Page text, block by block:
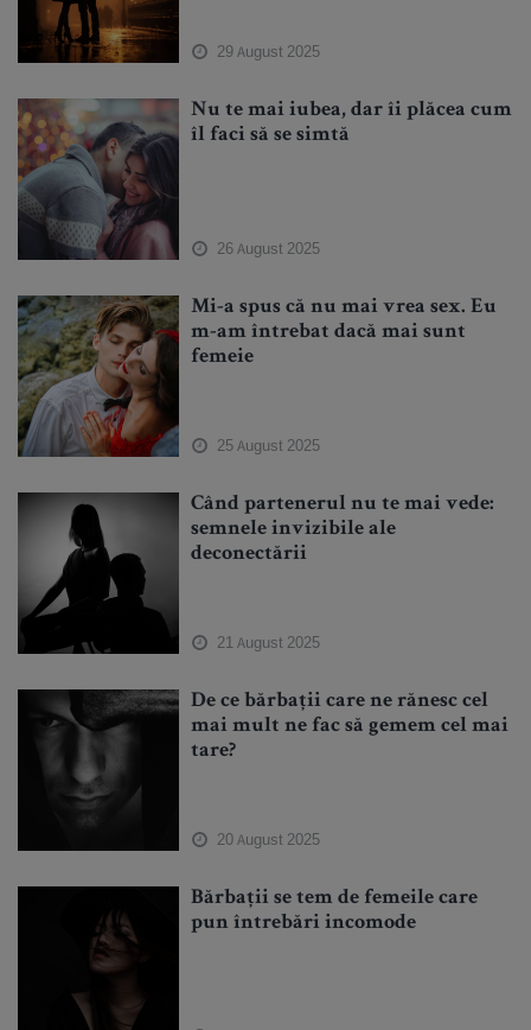
29 August 2025
Nu te mai iubea, dar îi plăcea cum
îl faci să se simtă
26 August 2025
Mi-a spus că nu mai vrea sex. Eu
m-am întrebat dacă mai sunt
femeie
25 August 2025
Când partenerul nu te mai vede:
semnele invizibile ale
deconectării
21 August 2025
De ce bărbații care ne rănesc cel
mai mult ne fac să gemem cel mai
tare?
20 August 2025
Bărbații se tem de femeile care
pun întrebări incomode